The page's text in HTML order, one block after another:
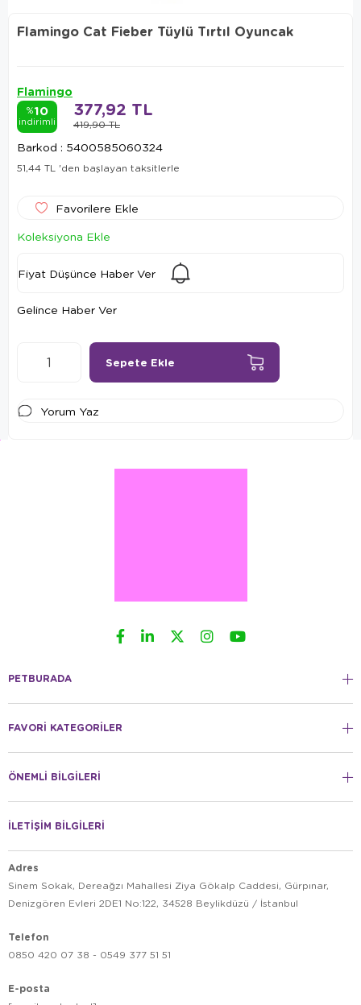
Flamingo Cat Fieber Tüylü Tırtıl Oyuncak
Flamingo
%10
indirimli 419,90 TL
377,92 TL
Barkod : 5400585060324
51,44 TL 'den başlayan taksitlerle
Favorilere Ekle
Koleksiyona Ekle
Fiyat Düşünce Haber Ver
Gelince Haber Ver
Yorum Yaz
PETBURADA
FAVORİ KATEGORİLER
ÖNEMLİ BİLGİLERİ
İLETİŞİM BİLGİLERİ
Adres
Sinem Sokak, Dereağzı Mahallesi Ziya Gökalp Caddesi, Gürpınar,
Denizgören Evleri 2DE1 No:122, 34528 Beylikdüzü / İstanbul
Telefon
0850 420 07 38 - 0549 377 51 51
E-posta